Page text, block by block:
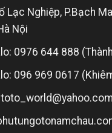
Lạc Nghiệp, P.Bạch
Nội
0976 644 888
096 969 0617